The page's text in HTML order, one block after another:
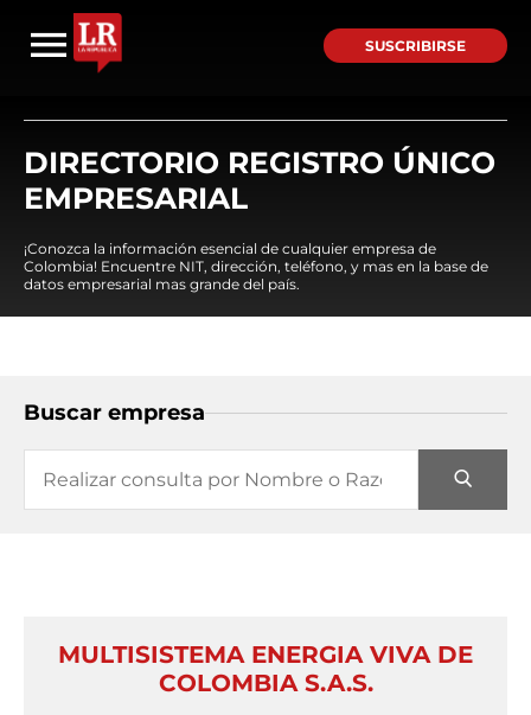
SUSCRIBIRSE
DIRECTORIO REGISTRO ÚNICO
EMPRESARIAL
¡Conozca la información esencial de cualquier empresa de
Colombia! Encuentre NIT, dirección, teléfono, y mas en la base de
datos empresarial mas grande del país.
Buscar empresa
MULTISISTEMA ENERGIA VIVA DE
COLOMBIA S.A.S.